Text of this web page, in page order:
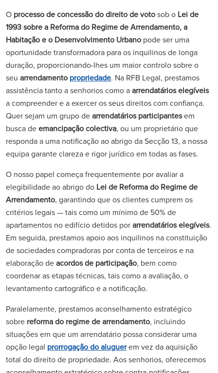
O processo de concessão do direito de votosob o Lei de
1993 sobre a Reforma do Regime de Arrendamento, a
Habitação e o Desenvolvimento Urbano pode ser uma
oportunidade transformadora para os inquilinos de longa
duração, proporcionando-lhes um maior controlo sobre o
seu arrendamento propriedade. Na RFB Legal, prestamos
assistência tanto a senhorios como aarrendatários elegíveis
a compreender e a exercer os seus direitos com confiança.
Quer sejam um grupo dearrendatários participantesem
busca deemancipação colectiva, ou um proprietário que
responda a uma notificação ao abrigo da Secção 13, a nossa
equipa garante clareza e rigor jurídico em todas as fases.
O nosso papel começa frequentemente por avaliar a
elegibilidade ao abrigo do Lei de Reforma do Regime de
Arrendamento, garantindo que os clientes cumprem os
critérios legais — tais como um mínimo de 50% de
apartamentos no edifício detidos porarrendatários elegíveis.
Em seguida, prestamos apoio aos inquilinos na constituição
de sociedades compradoras por conta de terceiros e na
elaboração deacordos de participação, bem como
coordenar as etapas técnicas, tais como a avaliação, o
levantamento cartográfico e a notificação.
Paralelamente, prestamos aconselhamento estratégico
sobre reforma do regime de arrendamento, incluindo
situações em que um arrendatário possa considerar uma
opção legal prorrogação do aluguerem vez da aquisição
total do direito de propriedade. Aos senhorios, oferecemos